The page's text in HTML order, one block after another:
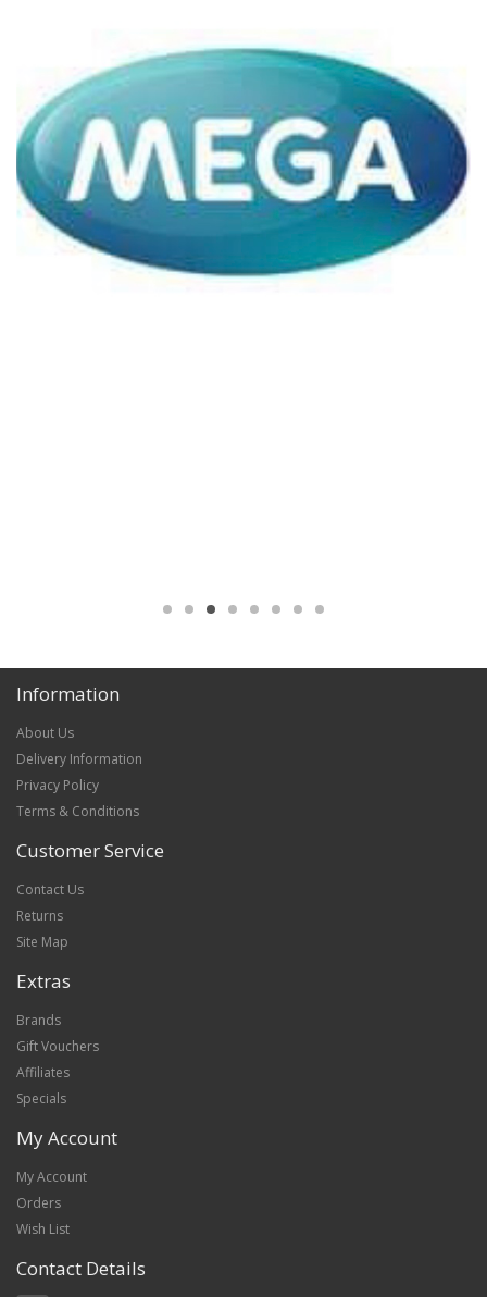
Information
About Us
Delivery Information
Privacy Policy
Terms & Conditions
Customer Service
Contact Us
Returns
Site Map
Extras
Brands
Gift Vouchers
Affiliates
Specials
My Account
My Account
Orders
Wish List
Contact Details